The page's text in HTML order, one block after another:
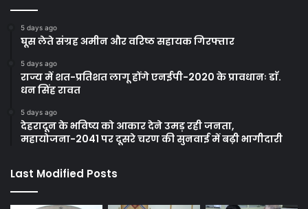
5 days ago
घूस लेते संग्रह अमीन और वरिष्ठ सहायक गिरफ्तार
5 days ago
राज्य में शत-प्रतिशत लागू होंगे एनईपी-2020 के प्रावधानः डाॅ.
धन सिंह रावत
5 days ago
देहरादून के भविष्य को आकार देने उमड़ रही जनता,
महायोजना-2041 पर दूसरे चरण की सुनवाई में बढ़ी भागीदारी
Last Modified Posts